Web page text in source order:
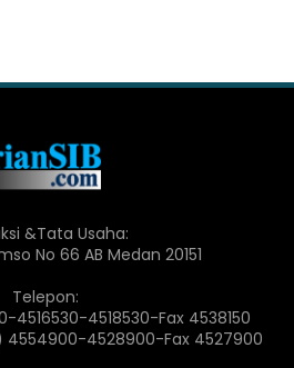
&Tata Usaha:
No 66 AB Medan 20151
Telepon:
4516530-4518530-Fax 4538150
4554900-4528900-Fax 4527900